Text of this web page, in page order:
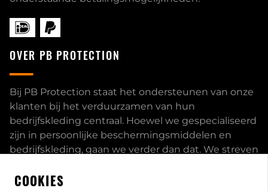
OVER PB PROTECTION
Bij PB Protection staat het ondersteunen van onze
klanten bij het verduurzamen van hun
bedrijfskleding centraal. Hoewel we gespecialiseerd
zijn in persoonlijke beschermingsmiddelen en
bedrijfskleding, gaan we verder dan dat. We streven
bieden een uitgebreid servicepakket aan, inclusief
COOKIES